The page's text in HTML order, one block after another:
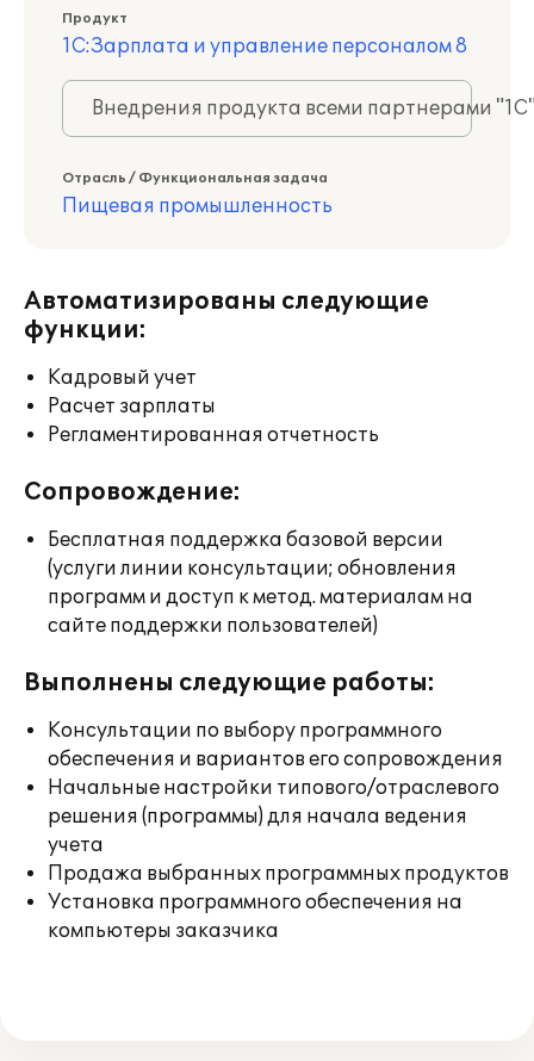
Продукт
1С:Зарплата и управление персоналом 8
Внедрения продукта всеми партнерами
Отрасль / Функциональная задача
Пищевая промышленность
Автоматизированы следующие
функции:
Кадровый учет
Расчет зарплаты
Регламентированная отчетность
Сопровождение:
Бесплатная поддержка базовой версии
(услуги линии консультации; обновления
программ и доступ к метод. материалам на
сайте поддержки пользователей)
Выполнены следующие работы:
Консультации по выбору программного
обеспечения и вариантов его сопровождения
Начальные настройки типового/отраслевого
решения (программы) для начала ведения
учета
Продажа выбранных программных продуктов
Установка программного обеспечения на
компьютеры заказчика